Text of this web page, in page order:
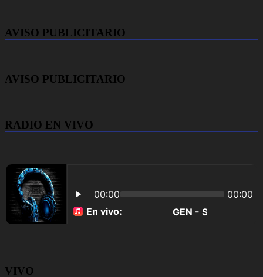
AVISO PUBLICITARIO
AVISO PUBLICITARIO
RADIO EN VIVO
VIVO